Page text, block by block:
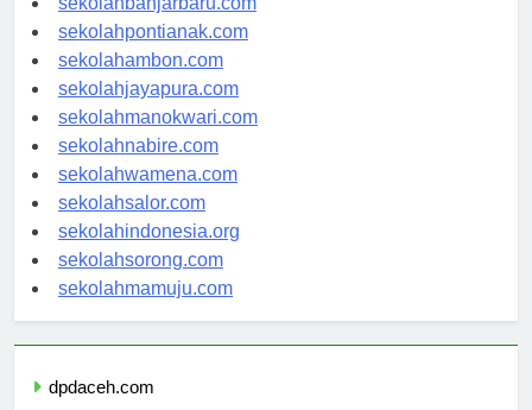
sekolahbanjarbaru.com
sekolahpontianak.com
sekolahambon.com
sekolahjayapura.com
sekolahmanokwari.com
sekolahnabire.com
sekolahwamena.com
sekolahsalor.com
sekolahindonesia.org
sekolahsorong.com